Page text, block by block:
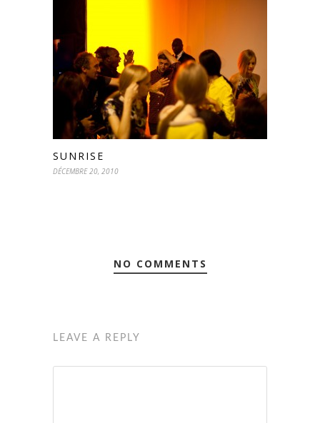
SUNRISE
DÉCEMBRE 20, 2010
NO COMMENTS
LEAVE A REPLY